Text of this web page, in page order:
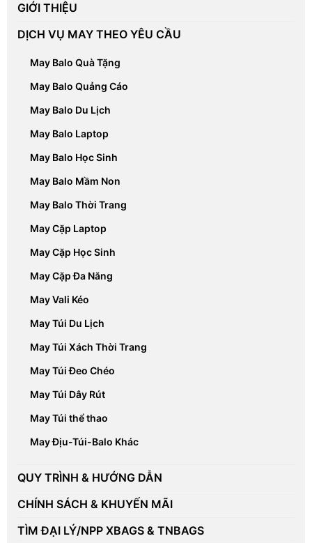
GIỚI THIỆU
DỊCH VỤ MAY THEO YÊU CẦU
May Balo Quà Tặng
May Balo Quảng Cáo
May Balo Du Lịch
May Balo Laptop
May Balo Học Sinh
May Balo Mầm Non
May Balo Thời Trang
May Cặp Laptop
May Cặp Học Sinh
May Cặp Đa Năng
May Vali Kéo
May Túi Du Lịch
May Túi Xách Thời Trang
May Túi Đeo Chéo
May Túi Dây Rút
May Túi thể thao
May Địu-Túi-Balo Khác
QUY TRÌNH & HƯỚNG DẪN
CHÍNH SÁCH & KHUYẾN MÃI
TÌM ĐẠI LÝ/NPP XBAGS & TNBAGS